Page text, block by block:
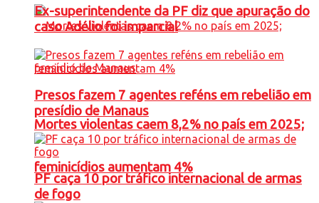
Mortes violentas caem 8,2% no país em 2025;
feminicídios aumentam 4%
Ex-superintendente da PF diz que apuração do
caso Adélio foi imparcial
Presos fazem 7 agentes reféns em rebelião em
presídio de Manaus
PF caça 10 por tráfico internacional de armas
de fogo